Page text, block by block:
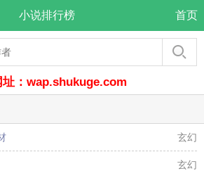
小说排行榜 首页
址：wap.shukuge.com
玄幻
玄幻